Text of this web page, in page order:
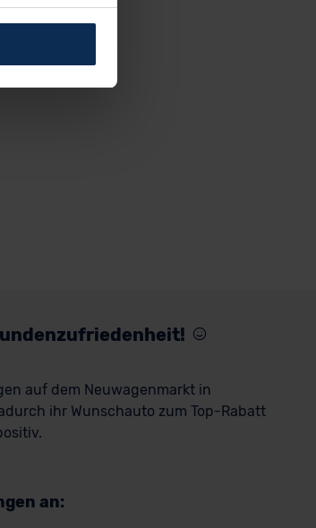
anpassen
auf dem Neuwagenmarkt in
ihr Wunschauto zum Top-Rabatt
an: